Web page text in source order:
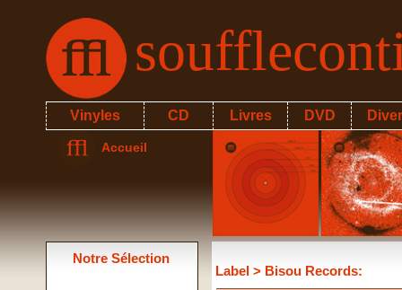
Vinyles CD Livres DVD
Accueil
Notre Sélection
Label > Bisou Records: